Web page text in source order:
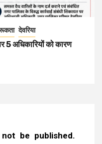
देवरिया
5 अधिकारियों को कारण
be published.